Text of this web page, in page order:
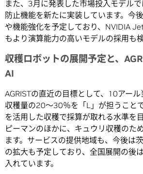
また、3月に発表した市場投入モデル
防止機能を新たに実装しています。今
や機能強化を予定しており、NVIDIA
もより演算能力の高いモデルの採用も
収穫ロボットの展開予定と、
AI
AGRISTの直近の目標として、10アー
収穫量の20～30％を「L」が担うこと
を活用した収穫で採算が取れる水準を
ピーマンのほかに、キュウリ収穫のた
ます。サービスの提供地域も、今後は
の拡大も予定しており、全国展開の後
入れています。